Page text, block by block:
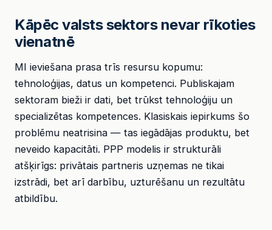
Kāpēc valsts sektors nevar rīkoties
vienatnē
MI ieviešana prasa trīs resursu kopumu:
tehnoloģijas, datus un kompetenci. Publiskajam
sektoram bieži ir dati, bet trūkst tehnoloģiju un
specializētas kompetences. Klasiskais iepirkums šo
problēmu neatrisina — tas iegādājas produktu, bet
neveido kapacitāti. PPP modelis ir strukturāli
atšķirīgs: privātais partneris uzņemas ne tikai
izstrādi, bet arī darbību, uzturēšanu un rezultātu
atbildību.